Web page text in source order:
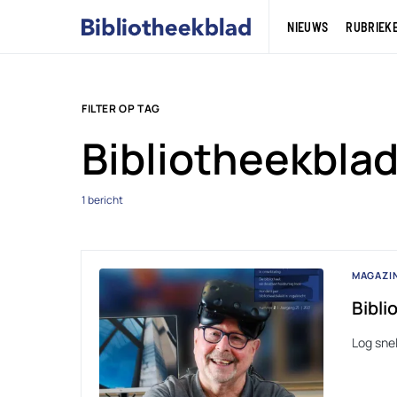
NIEUWS
FILTER OP TAG
1 bericht
Log